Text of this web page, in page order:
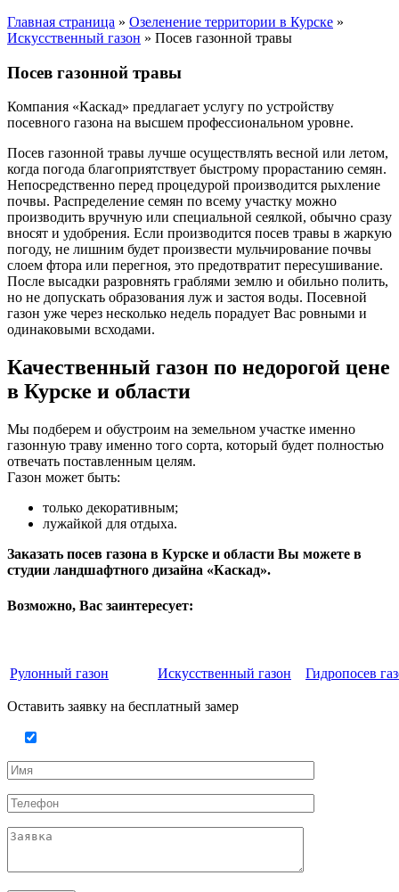
Главная страница » Озеленение территории в Курске »
Искусственный газон » Посев газонной травы
Посев газонной травы
Компания «Каскад» предлагает услугу по устройству
посевного газона на высшем профессиональном уровне.
Посев газонной травы лучше осуществлять весной или летом,
когда погода благоприятствует быстрому прорастанию семян.
Непосредственно перед процедурой производится рыхление
почвы. Распределение семян по всему участку можно
производить вручную или специальной сеялкой, обычно сразу
вносят и удобрения. Если производится посев травы в жаркую
погоду, не лишним будет произвести мульчирование почвы
слоем фтора или перегноя, это предотвратит пересушивание.
После высадки разровнять граблями землю и обильно полить,
но не допускать образования луж и застоя воды. Посевной
газон уже через несколько недель порадует Вас ровными и
одинаковыми всходами.
Качественный газон по недорогой цене
в Курске и области
Мы подберем и обустроим на земельном участке именно
газонную траву именно того сорта, который будет полностью
отвечать поставленным целям.
Газон может быть:
только декоративным;
лужайкой для отдыха.
Заказать посев газона в Курске и области Вы можете в
студии ландшафтного дизайна «Каскад».
Возможно, Вас заинтересует:
Рулонный газон Искусственный газон Гидропосев
Оставить заявку на бесплатный замер